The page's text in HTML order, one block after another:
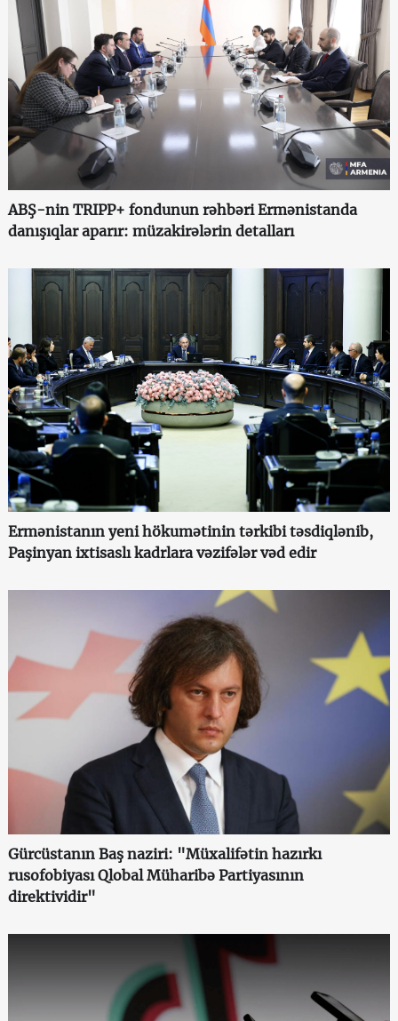
ABŞ-nin TRIPP+ fondunun rəhbəri Ermənistanda
danışıqlar aparır: müzakirələrin detalları
Ermənistanın yeni hökumətinin tərkibi təsdiqlənib,
Paşinyan ixtisaslı kadrlara vəzifələr vəd edir
Gürcüstanın Baş naziri: "Müxalifətin hazırkı
rusofobiyası Qlobal Müharibə Partiyasının
direktividir"